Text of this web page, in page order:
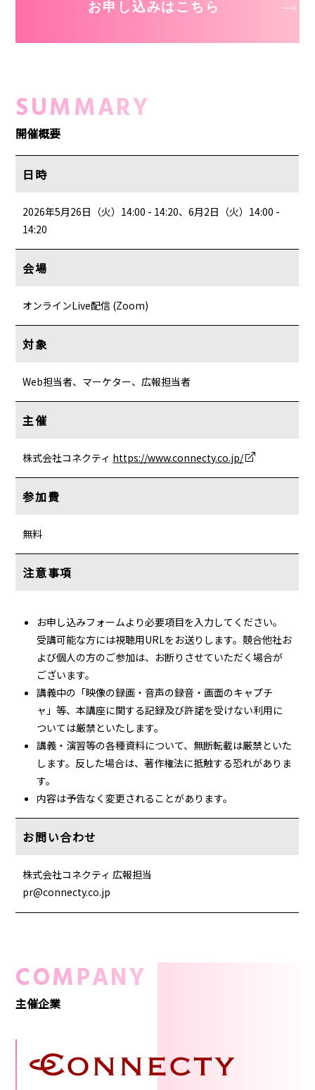
お申し込みはこちら
SUMMARY
開催概要
日時
2026年5月26日（火）14:00 - 14:20、6月2日（火）14:00 -
14:20
会場
オンラインLive配信 (Zoom)
対象
Web担当者、マーケター、広報担当者
主催
株式会社コネクティ https://www.connecty.co.jp/
参加費
無料
注意事項
お申し込みフォームより必要項目を入力してください。
受講可能な方には視聴用URLをお送りします。競合他社お
よび個人の方のご参加は、お断りさせていただく場合が
ございます。
講義中の「映像の録画・音声の録音・画面のキャプチ
ャ」等、本講座に関する記録及び許諾を受けない利用に
ついては厳禁といたします。
講義・演習等の各種資料について、無断転載は厳禁といた
します。反した場合は、著作権法に抵触する恐れがありま
す。
内容は予告なく変更されることがあります。
お問い合わせ
株式会社コネクティ 広報担当
pr@connecty.co.jp
COMPANY
主催企業